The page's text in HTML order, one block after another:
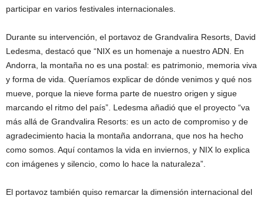
participar en varios festivales internacionales.
Durante su intervención, el portavoz de Grandvalira Resorts, David
Ledesma, destacó que “NIX es un homenaje a nuestro ADN. En
Andorra, la montaña no es una postal: es patrimonio, memoria viva
y forma de vida. Queríamos explicar de dónde venimos y qué nos
mueve, porque la nieve forma parte de nuestro origen y sigue
marcando el ritmo del país”. Ledesma añadió que el proyecto “va
más allá de Grandvalira Resorts: es un acto de compromiso y de
agradecimiento hacia la montaña andorrana, que nos ha hecho
como somos. Aquí contamos la vida en inviernos, y NIX lo explica
con imágenes y silencio, como lo hace la naturaleza”.
El portavoz también quiso remarcar la dimensión internacional del